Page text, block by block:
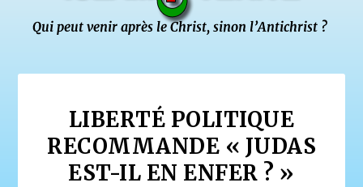
LIBERTÉ POLITIQUE
RECOMMANDE « JUDAS
EST-IL EN ENFER ? »